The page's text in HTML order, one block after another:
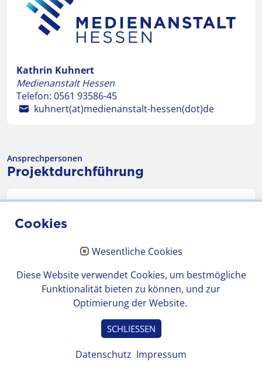
Kathrin Kuhnert
Medienanstalt Hessen
Telefon: 0561 93586-45
kuhnert(at)medienanstalt-hessen(dot)de
Ansprechpersonen
Projektdurchführung
Institut für Medienpädagogik und Kommunikation
Cookies
Wesentliche Cookies
Diese Website verwendet Cookies, um bestmögliche
Funktionalität bieten zu können, und zur
Optimierung der Website.
SCHLIESSEN
Datenschutz Impressum